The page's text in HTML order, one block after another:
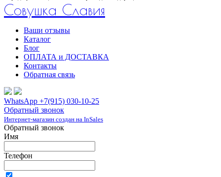
Совушка Славия
Ваши отзывы
Каталог
Блог
ОПЛАТА и ДОСТАВКА
Контакты
Обратная связь
WhatsApp +7(915) 030-10-25
Обратный звонок
Интернет-магазин создан на InSales
Обратный звонок
Имя
Телефон